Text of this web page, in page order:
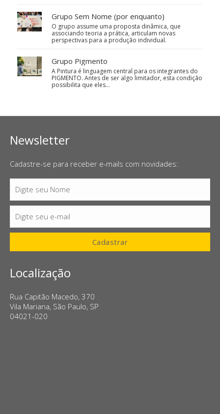
Grupo Sem Nome (por enquanto)
O grupo assume uma proposta dinâmica, que
associando teoria a prática, articulam novas
perspectivas para a produção individual.
Grupo Pigmento
A Pintura é linguagem central para os integrantes do
PIGMENTO. Antes de ser algo limitador, esta condição
possibilita que eles…
Newsletter
Cadastre-se para receber e-mails com novidades:
Nome
Digite seu Nome
E-
mail
Digite seu e-mail
Cadastrar
Localização
Rua Capitão Macedo, 370
Vila Mariana, São Paulo, SP
04021-020